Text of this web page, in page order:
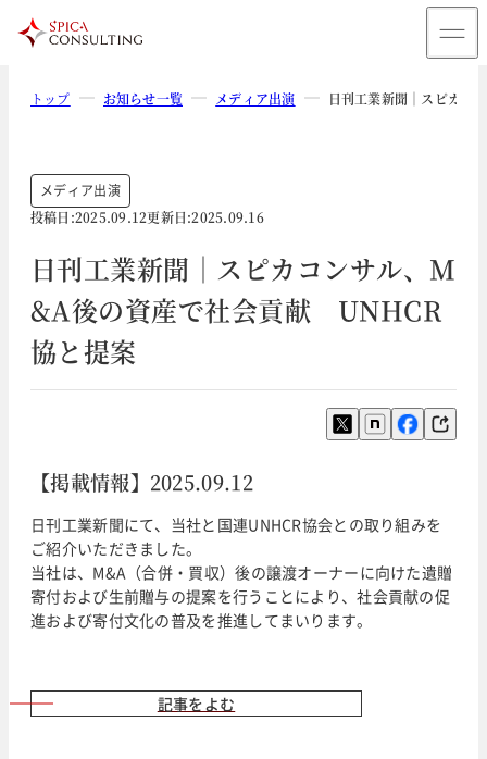
トップ お知らせ一覧 メディア出演 日刊工業新聞｜スピカ
メディア出演
投稿日:2025.09.12更新日:2025.09.16
日刊工業新聞｜スピカコンサル、M
&A後の資産で社会貢献 UNHCR
協と提案
【掲載情報】2025.09.12
日刊工業新聞にて、当社と国連UNHCR協会との取り組みを
ご紹介いただきました。
当社は、M&A（合併・買収）後の譲渡オーナーに向けた遺贈
寄付および生前贈与の提案を行うことにより、社会貢献の促
進および寄付文化の普及を推進してまいります。
記事をよむ